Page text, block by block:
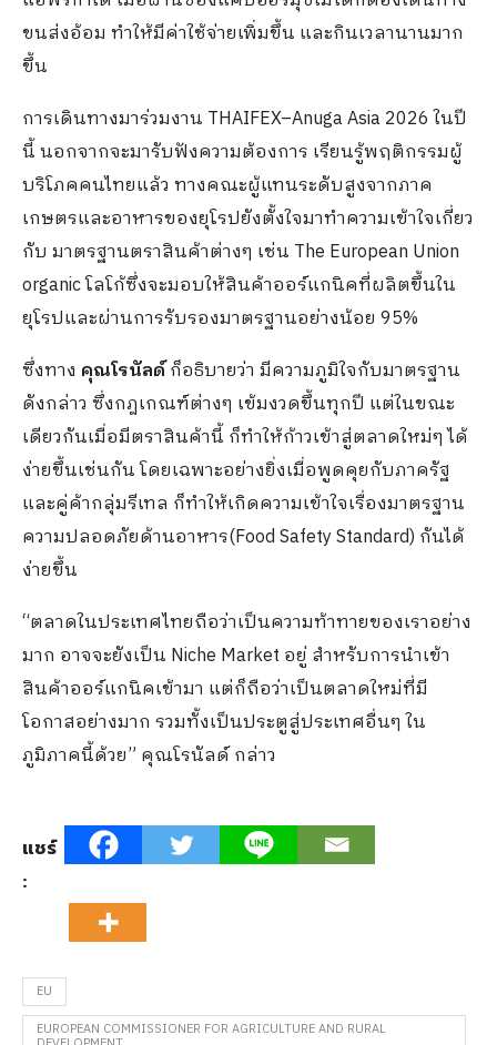
ขนส่งอ้อม ทำให้มีค่าใช้จ่ายเพิ่มขึ้น และกินเวลานานมาก
ขึ้น
การเดินทางมาร่วมงาน THAIFEX–Anuga Asia 2026 ในปี
นี้ นอกจากจะมารับฟังความต้องการ เรียนรู้พฤติกรรมผู้
บริโภคคนไทยแล้ว ทางคณะผู้แทนระดับสูงจากภาค
เกษตรและอาหารของยุโรปยังตั้งใจมาทำความเข้าใจเกี่ยว
กับ มาตรฐานตราสินค้าต่างๆ เช่น The European Union
organic โลโก้ซึ่งจะมอบให้สินค้าออร์แกนิคที่ผลิตขึ้นใน
ยุโรปและผ่านการรับรองมาตรฐานอย่างน้อย 95%
ซึ่งทาง คุณโรนัลด์ก็อธิบายว่า มีความภูมิใจกับมาตรฐาน
ดังกล่าว ซึ่งกฎเกณฑ์ต่างๆ เข้มงวดขึ้นทุกปี แต่ในขณะ
เดียวกันเมื่อมีตราสินค้านี้ ก็ทำให้ก้าวเข้าสู่ตลาดใหม่ๆ ได้
ง่ายขึ้นเช่นกัน โดยเฉพาะอย่างยิ่งเมื่อพูดคุยกับภาครัฐ
และคู่ค้ากลุ่มรีเทล ก็ทำให้เกิดความเข้าใจเรื่องมาตรฐาน
ความปลอดภัยด้านอาหาร(Food Safety Standard) กันได้
ง่ายขึ้น
“ตลาดในประเทศไทยถือว่าเป็นความท้าทายของเราอย่าง
มาก อาจจะยังเป็น Niche Market อยู่ สำหรับการนำเข้า
สินค้าออร์แกนิคเข้ามา แต่ก็ถือว่าเป็นตลาดใหม่ที่มี
โอกาสอย่างมาก รวมทั้งเป็นประตูสู่ประเทศอื่นๆ ใน
ภูมิภาคนี้ด้วย” คุณโรนัลด์ กล่าว
แชร์
:
EU
EUROPEAN COMMISSIONER FOR AGRICULTURE AND RURAL